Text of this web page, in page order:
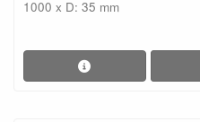
1000 x D: 35 mm